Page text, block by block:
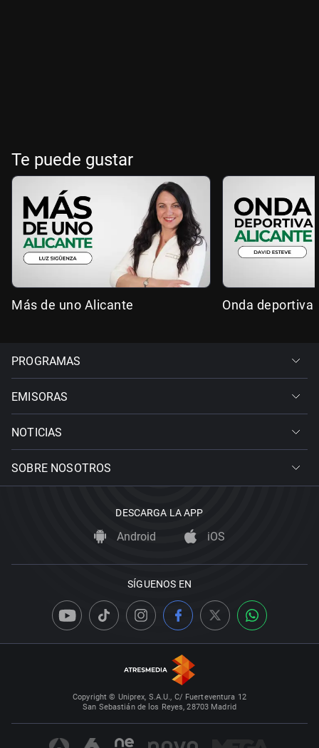
Te puede gustar
Más de uno Alicante Onda deportiva
PROGRAMAS
EMISORAS
NOTICIAS
SOBRE NOSOTROS
DESCARGA LA APP
Android iOS
SÍGUENOS EN
Copyright © Uniprex, S.A.U., C/ Fuerteventura 12
San Sebastián de los Reyes, 28703 Madrid